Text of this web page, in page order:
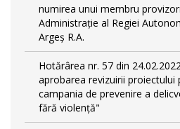
numirea unui membru
Administrație al Regiei
Argeș R.A.
Hotărârea nr. 57 din
aprobarea revizuirii proiectului
campania de prevenire a
fără violență"